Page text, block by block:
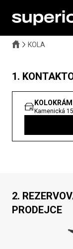
KOLA
1.
Kamenická
2.
PRODEJCE